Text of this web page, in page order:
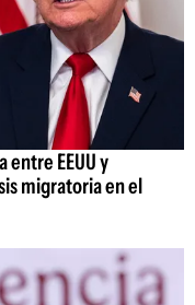
entre EEUU y
migratoria en el